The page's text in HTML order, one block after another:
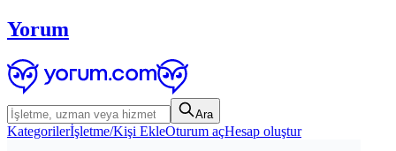
Yorum
Ara
Kategorilerİşletme/Kişi EkleOturum açHesap oluştur